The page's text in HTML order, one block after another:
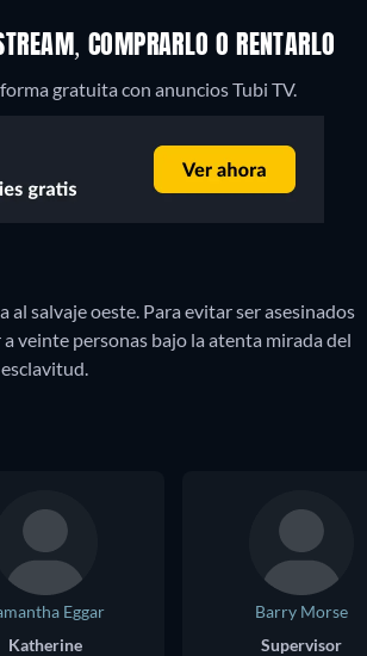
COMPRARLO O RENTARLO
gratuita con anuncios Tubi TV.
salvaje oeste. Para evitar ser asesinados
veinte personas bajo la atenta mirada del
Eggar
Katherine
Barry Morse
Supervisor